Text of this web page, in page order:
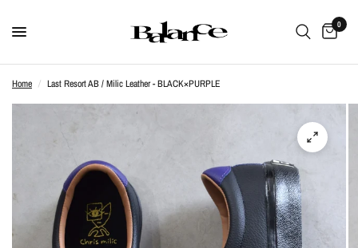
0
Home / Last Resort AB / Milic Leather - BLACK×PURPLE